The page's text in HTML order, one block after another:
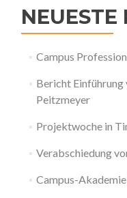
NEUESTE
Campus
Bericht
Peitzmeyer
Projektwoche in
Verabschiedung
Campus-